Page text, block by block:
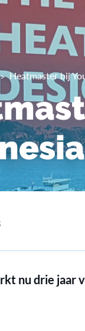
Heatmaster bij
nu drie jaar